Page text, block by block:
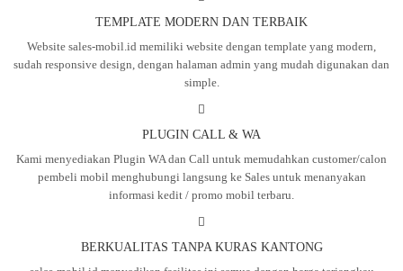
TEMPLATE MODERN DAN TERBAIK
Website sales-mobil.id memiliki website dengan template yang modern,
sudah responsive design, dengan halaman admin yang mudah digunakan dan
simple.
PLUGIN CALL & WA
Kami menyediakan Plugin WA dan Call untuk memudahkan customer/calon
pembeli mobil menghubungi langsung ke Sales untuk menanyakan
informasi kedit / promo mobil terbaru.
BERKUALITAS TANPA KURAS KANTONG